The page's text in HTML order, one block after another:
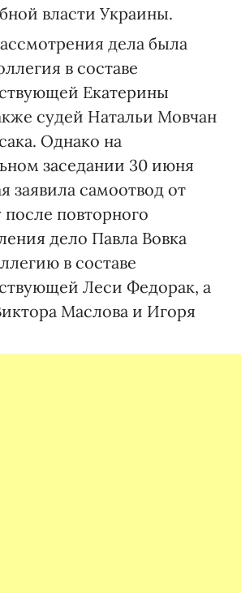
власти Украины.
дела была
в составе
Екатерины
судей Натальи Мовчан
Однако на
заседании 30 июня
заявила самоотвод от
повторного
дело Павла Вовка
в составе
Леси Федорак, а
Маслова и Игоря